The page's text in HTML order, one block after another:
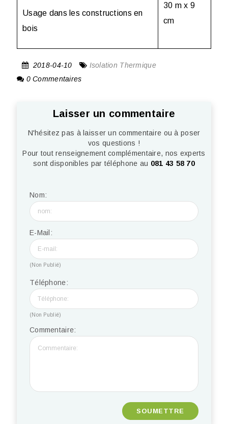
Usage dans les constructions en
bois
30 m x 9
cm
2018-04-10
Isolation Thermique
0 Commentaires
Laisser un commentaire
N'hésitez pas à laisser un commentaire ou à poser
vos questions !
Pour tout renseignement complémentaire, nos experts
sont disponibles par téléphone au 081 43 58 70
Nom:
E-Mail:
(Non Publié)
Téléphone:
(Non Publié)
Commentaire: